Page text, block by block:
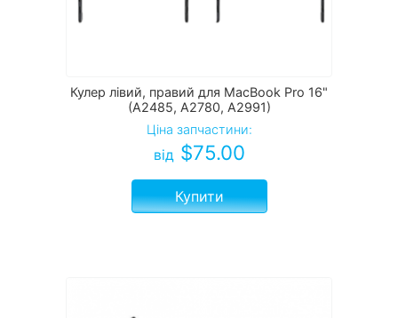
Кулер лівий, правий для MacBook Pro 16"
(A2485, A2780, A2991)
Ціна запчастини:
від $75.00
Купити